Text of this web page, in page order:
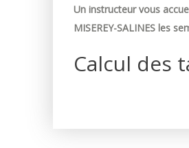
Un instructeur vous
MISEREY-SALINES les
Calcul des